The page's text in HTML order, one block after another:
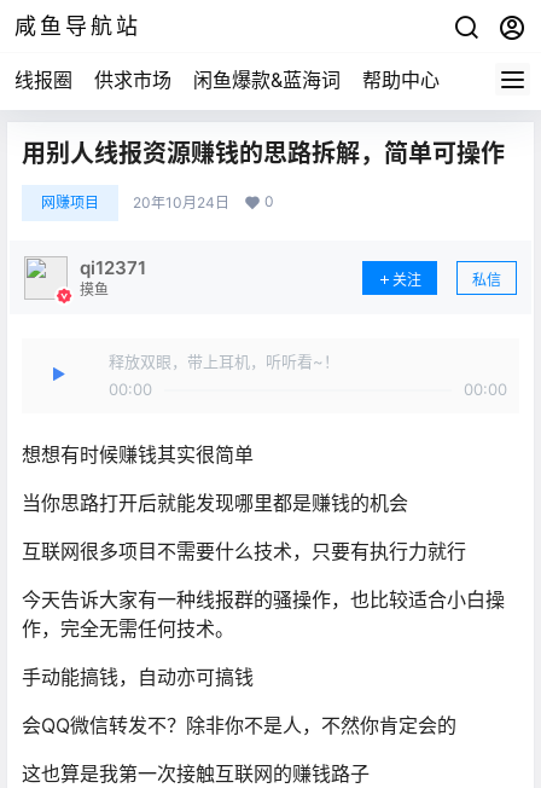
咸鱼导航站
线报圈 供求市场 闲鱼爆款&蓝海词 帮助中心
用别人线报资源赚钱的思路拆解，简单可操作
网赚项目 20年10月24日 0
qi12371
摸鱼
关注 私信
释放双眼，带上耳机，听听看~！
00:00
00:00
想想有时候赚钱其实很简单
当你思路打开后就能发现哪里都是赚钱的机会
互联网很多项目不需要什么技术，只要有执行力就行
今天告诉大家有一种线报群的骚操作，也比较适合小白操
作，完全无需任何技术。
手动能搞钱，自动亦可搞钱
会QQ微信转发不？除非你不是人，不然你肯定会的
这也算是我第一次接触互联网的赚钱路子